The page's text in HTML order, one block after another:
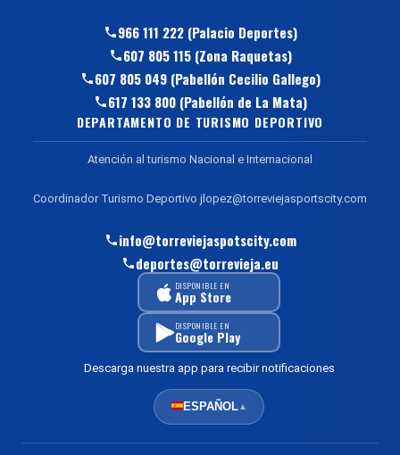
966 111 222 (Palacio Deportes)
607 805 115 (Zona Raquetas)
607 805 049 (Pabellón Cecilio Gallego)
617 133 800 (Pabellón de La Mata)
DEPARTAMENTO DE TURISMO DEPORTIVO
Atención al turismo Nacional e Internacional
Coordinador Turismo Deportivo jlopez@torreviejasportscity.com
info@torreviejaspotscity.com
deportes@torrevieja.eu
DISPONIBLE EN
App Store
DISPONIBLE EN
Google Play
Descarga nuestra app para recibir notificaciones
ESPAÑOL▲